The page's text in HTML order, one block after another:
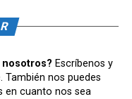
Escríbenos y
nos puedes
en cuanto nos sea